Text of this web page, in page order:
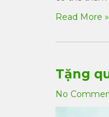
Read More »
Tặng
No